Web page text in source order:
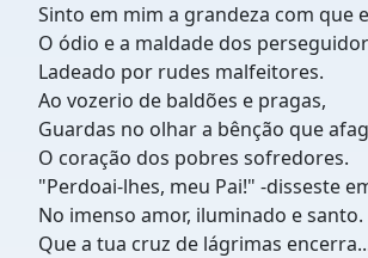
Sinto em mim a grandeza com que
O ódio e a maldade dos
Ladeado por rudes malfeitores.
Ao vozerio de baldões e pragas,
Guardas no olhar a bênção que
O coração dos pobres sofredores.
"Perdoai-lhes, meu Pai!" -disseste
No imenso amor, iluminado e santo.
Que a tua cruz de lágrimas